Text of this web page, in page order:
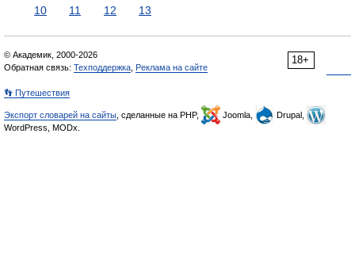
10
11 12 13
18+
© Академик, 2000-2026
Обратная связь: Техподдержка Реклама на сайте
👣 Путешествия
Экспорт словарей на сайты , сделанные на PHP, Joomla,
Drupal,
WordPress, MODx.